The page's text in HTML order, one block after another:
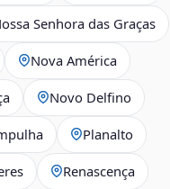
Senhora das Graças
Nova América
Novo Delfino
Planalto
Renascença